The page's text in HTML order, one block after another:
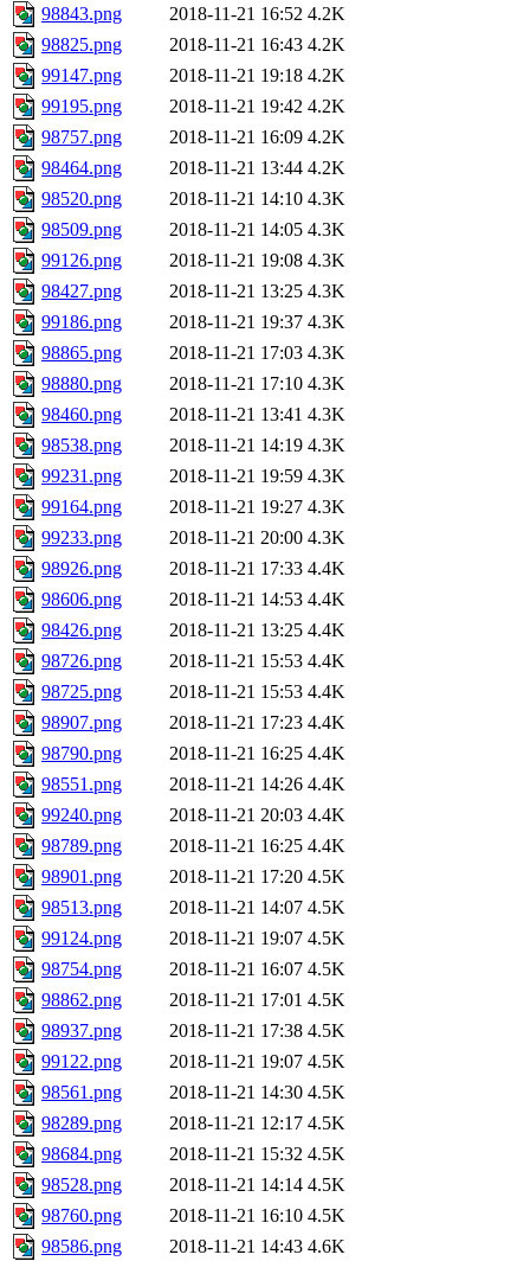
98843.png
2018-11-21 16:52 4.2K
98825.png
2018-11-21 16:43 4.2K
99147.png
2018-11-21 19:18 4.2K
99195.png
2018-11-21 19:42 4.2K
98757.png
2018-11-21 16:09 4.2K
98464.png
2018-11-21 13:44 4.2K
98520.png
2018-11-21 14:10 4.3K
98509.png
2018-11-21 14:05 4.3K
99126.png
2018-11-21 19:08 4.3K
98427.png
2018-11-21 13:25 4.3K
99186.png
2018-11-21 19:37 4.3K
98865.png
2018-11-21 17:03 4.3K
98880.png
2018-11-21 17:10 4.3K
98460.png
2018-11-21 13:41 4.3K
98538.png
2018-11-21 14:19 4.3K
99231.png
2018-11-21 19:59 4.3K
99164.png
2018-11-21 19:27 4.3K
99233.png
2018-11-21 20:00 4.3K
98926.png
2018-11-21 17:33 4.4K
98606.png
2018-11-21 14:53 4.4K
98426.png
2018-11-21 13:25 4.4K
98726.png
2018-11-21 15:53 4.4K
98725.png
2018-11-21 15:53 4.4K
98907.png
2018-11-21 17:23 4.4K
98790.png
2018-11-21 16:25 4.4K
98551.png
2018-11-21 14:26 4.4K
99240.png
2018-11-21 20:03 4.4K
98789.png
2018-11-21 16:25 4.4K
98901.png
2018-11-21 17:20 4.5K
98513.png
2018-11-21 14:07 4.5K
99124.png
2018-11-21 19:07 4.5K
98754.png
2018-11-21 16:07 4.5K
98862.png
2018-11-21 17:01 4.5K
98937.png
2018-11-21 17:38 4.5K
99122.png
2018-11-21 19:07 4.5K
98561.png
2018-11-21 14:30 4.5K
98289.png
2018-11-21 12:17 4.5K
98684.png
2018-11-21 15:32 4.5K
98528.png
2018-11-21 14:14 4.5K
98760.png
2018-11-21 16:10 4.5K
98586.png
2018-11-21 14:43 4.6K